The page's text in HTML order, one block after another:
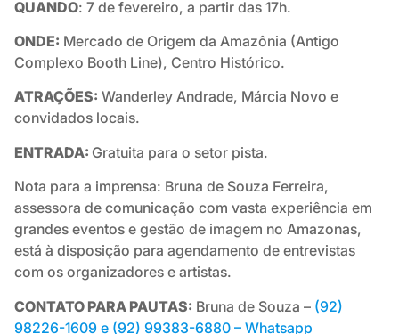
QUANDO: 7 de fevereiro, a partir das 17h.
ONDE: Mercado de Origem da Amazônia (Antigo
Complexo Booth Line), Centro Histórico.
ATRAÇÕES: Wanderley Andrade, Márcia Novo e
convidados locais.
ENTRADA: Gratuita para o setor pista.
Nota para a imprensa: Bruna de Souza Ferreira,
assessora de comunicação com vasta experiência em
grandes eventos e gestão de imagem no Amazonas,
está à disposição para agendamento de entrevistas
com os organizadores e artistas.
CONTATO PARA PAUTAS: Bruna de Souza – (92)
98226-1609 e (92) 99383-6880 – Whatsapp